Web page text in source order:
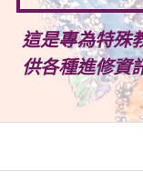
這是專為特殊
供各種進修資